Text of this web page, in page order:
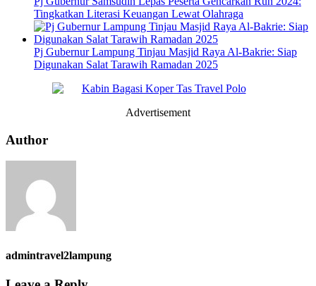
Tingkatkan Literasi Keuangan Lewat Olahraga
Pj Gubernur Lampung Tinjau Masjid Raya Al-Bakrie: Siap
Digunakan Salat Tarawih Ramadan 2025
Advertisement
Author
admintravel2lampung